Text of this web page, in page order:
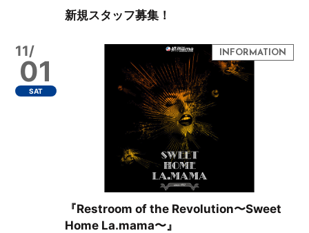
新規スタッフ募集！
11/
01
SAT
『Restroom of the Revolution〜Sweet
Home La.mama〜』